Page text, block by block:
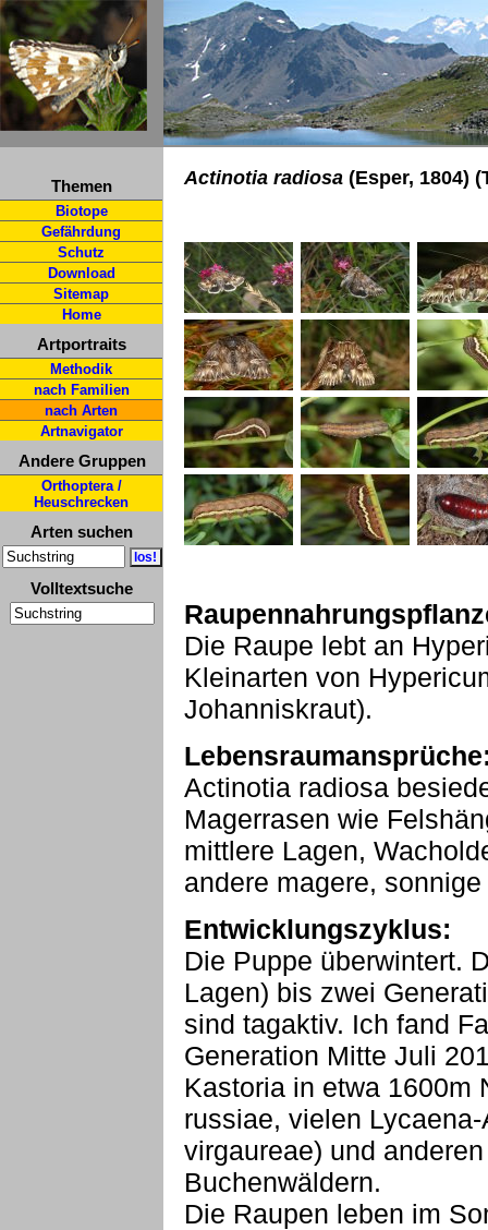
Themen
Biotope
Gefährdung
Schutz
Download
Sitemap
Home
Artportraits
Methodik
nach Familien
nach Arten
Artnavigator
Andere Gruppen
Orthoptera /
Heuschrecken
Arten suchen
Volltextsuche
Actinotia radiosa (Esper, 1804)
Die Raupe lebt an
Kleinarten von
Johanniskraut).
Actinotia radiosa
Magerrasen wie
mittlere Lagen,
andere magere,
Entwicklungszyklus:
Die Puppe überwintert.
Lagen) bis zwei
sind tagaktiv. Ich fand
Generation Mitte Juli
Kastoria in etwa 1600m
russiae, vielen
virgaureae) und
Buchenwäldern.
Die Raupen leben im